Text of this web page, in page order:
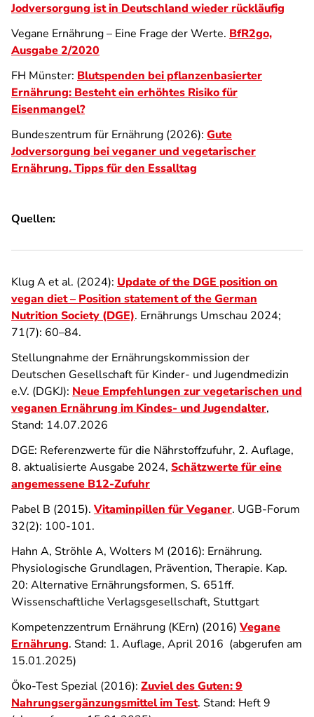
Jodversorgung ist in Deutschland wieder rückläufig
Vegane Ernährung – Eine Frage der Werte. BfR2go,
Ausgabe 2/2020
FH Münster: Blutspenden bei pflanzenbasierter
Ernährung: Besteht ein erhöhtes Risiko für
Eisenmangel?
Bundeszentrum für Ernährung (2026): Gute
Jodversorgung bei veganer und vegetarischer
Ernährung. Tipps für den Essalltag
Quellen:
Klug A et al. (2024): Update of the DGE position on
vegan diet – Position statement of the German
Nutrition Society (DGE). Ernährungs Umschau 2024;
71(7): 60–84.
Stellungnahme der Ernährungskommission der
Deutschen Gesellschaft für Kinder- und Jugendmedizin
e.V. (DGKJ): Neue Empfehlungen zur vegetarischen und
veganen Ernährung im Kindes- und Jugendalter,
Stand: 14.07.2026
DGE: Referenzwerte für die Nährstoffzufuhr, 2. Auflage,
8. aktualisierte Ausgabe 2024, Schätzwerte für eine
angemessene B12-Zufuhr
Pabel B (2015). Vitaminpillen für Veganer. UGB-Forum
32(2): 100-101.
Hahn A, Ströhle A, Wolters M (2016): Ernährung.
Physiologische Grundlagen, Prävention, Therapie. Kap.
20: Alternative Ernährungsformen, S. 651ff.
Wissenschaftliche Verlagsgesellschaft, Stuttgart
Kompetenzzentrum Ernährung (KErn) (2016) Vegane
Ernährung. Stand: 1. Auflage, April 2016 (abgerufen am
15.01.2025)
Öko-Test Spezial (2016): Zuviel des Guten: 9
Nahrungsergänzungsmittel im Test. Stand: Heft 9